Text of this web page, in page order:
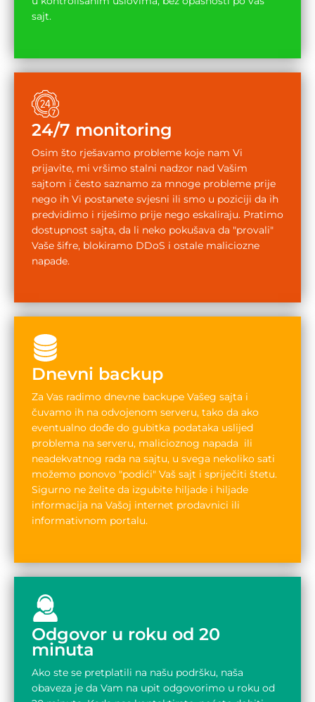
sajt.
24/7 monitoring
Osim što rješavamo probleme koje nam Vi
prijavite, mi vršimo stalni nadzor nad Vašim
sajtom i često saznamo za mnoge probleme prije
nego ih Vi postanete svjesni ili smo u poziciji da ih
predvidimo i riješimo prije nego eskaliraju. Pratimo
dostupnost sajta, da li neko pokušava da "provali"
Vaše šifre, blokiramo DDoS i ostale maliciozne
napade.
Dnevni backup
Za Vas radimo dnevne backupe Vašeg sajta i
čuvamo ih na odvojenom serveru, tako da ako
eventualno dođe do gubitka podataka uslijed
problema na serveru, malicioznog napada ili
neadekvatnog rada na sajtu, u svega nekoliko sati
možemo ponovo "podići" Vaš sajt i spriječiti štetu.
Sigurno ne želite da izgubite hiljade i hiljade
informacija na Vašoj internet prodavnici ili
informativnom portalu.
Odgovor u roku od 20
minuta
Ako ste se pretplatili na našu podršku, naša
obaveza je da Vam na upit odgovorimo u roku od